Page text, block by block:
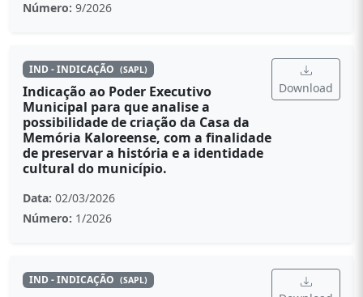
Número: 9/2026
IND - INDICAÇÃO (SAPL)
Indicação ao Poder Executivo
Municipal para que analise a
possibilidade de criação da Casa da
Memória Kaloreense, com a finalidade
de preservar a história e a identidade
cultural do município.
Download
Data: 02/03/2026
Número: 1/2026
IND - INDICAÇÃO (SAPL)